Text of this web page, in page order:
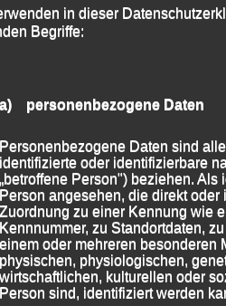
|Markiert mitAnna Drexler,
in dieser
Begriffe:
a) personenbezogene Daten
Personenbezogene Daten sind
identifizierte oder identifizierbare
„betroffene Person") beziehen.
Person angesehen, die direkt
Zuordnung zu einer Kennung wie
Kennnummer, zu Standortdaten,
einem oder mehreren besonderen
physischen, physiologischen,
wirtschaftlichen, kulturellen oder
Person sind, identifiziert werden